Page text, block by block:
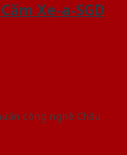
Xe-a-SGD
công nghệ Châu